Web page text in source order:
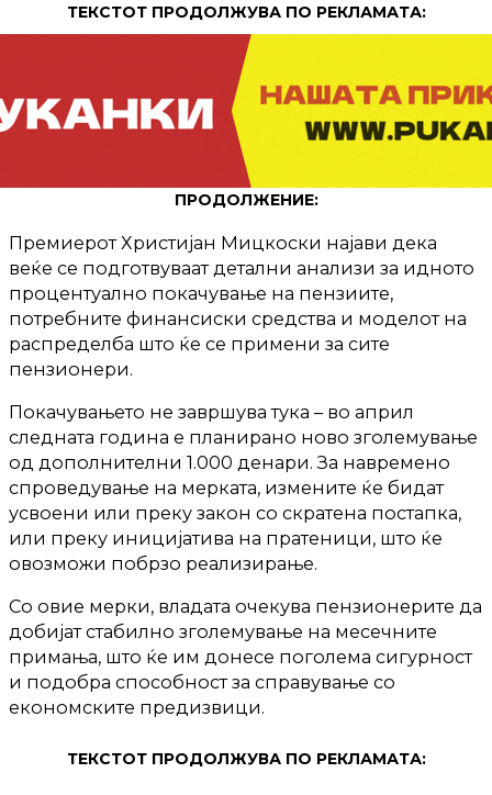
ТЕКСТОТ ПРОДОЛЖУВА ПО РЕКЛАМАТА:
ПРОДОЛЖЕНИЕ:
Премиерот Христијан Мицкоски најави дека
веќе се подготвуваат детални анализи за идното
процентуално покачување на пензиите,
потребните финансиски средства и моделот на
распределба што ќе се примени за сите
пензионери.
Покачувањето не завршува тука – во април
следната година е планирано ново зголемување
од дополнителни 1.000 денари. За навремено
спроведување на мерката, измените ќе бидат
усвоени или преку закон со скратена постапка,
или преку иницијатива на пратеници, што ќе
овозможи побрзо реализирање.
Со овие мерки, владата очекува пензионерите да
добијат стабилно зголемување на месечните
примања, што ќе им донесе поголема сигурност
и подобра способност за справување со
економските предизвици.
ТЕКСТОТ ПРОДОЛЖУВА ПО РЕКЛАМАТА: